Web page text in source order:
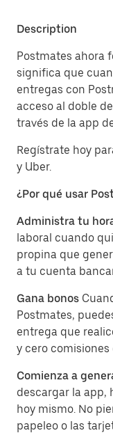
Description
Postmates ahora
significa que
entregas con
acceso al doble
través de la app
Regístrate hoy
y Uber.
¿Por qué usar
Administra tu
laboral cuando
propina que
a tu cuenta
Gana bonos
Postmates,
entrega que
y cero
Comienza a
descargar la app,
hoy mismo. No
papeleo o las